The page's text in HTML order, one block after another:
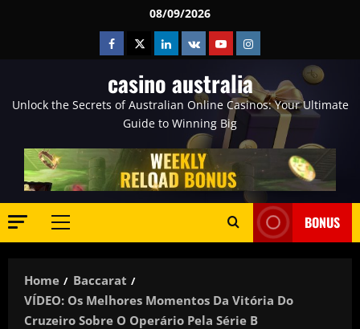
08/09/2026
Facebook
TwitterLinkedin
VK YoutubeInstagram
casino australia
Unlock the Secrets of Australian Online Casinos: Your Ultimate
Guide to Winning Big
Primary
BONUS
Home
Baccarat
VÍDEO: Os Melhores Momentos Da Vitória Do
Cruzeiro Sobre O Operário Pela Série B